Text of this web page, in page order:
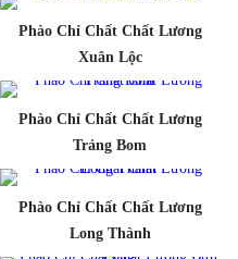
Phào Chỉ Chất Chất Lương
Xuân Lộc
Phào Chỉ Chất Chất Lương
Trảng Bom
Phào Chỉ Chất Chất Lương
Long Thành